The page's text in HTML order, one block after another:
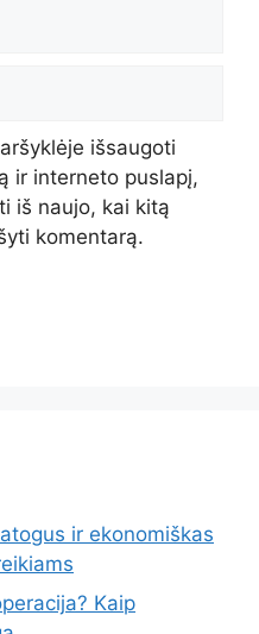
išsaugoti
ir interneto puslapį,
iš naujo, kai kitą
komentarą.
ir ekonomiškas
Kaip